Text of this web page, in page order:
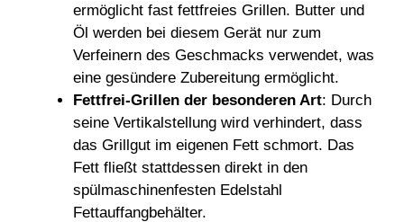
ermöglicht fast fettfreies Grillen. Butter und
Öl werden bei diesem Gerät nur zum
Verfeinern des Geschmacks verwendet, was
eine gesündere Zubereitung ermöglicht.
Fettfrei-Grillen der besonderen Art: Durch
seine Vertikalstellung wird verhindert, dass
das Grillgut im eigenen Fett schmort. Das
Fett fließt stattdessen direkt in den
spülmaschinenfesten Edelstahl
Fettauffangbehälter.